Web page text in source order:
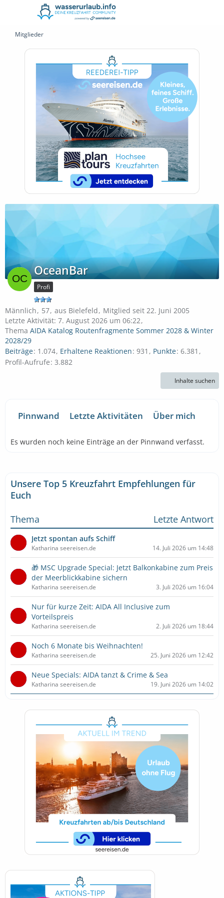
Mitglieder
OceanBar
Profi
Männlich 57 aus Bielefeld
Mitglied seit 22. Juni 2005
Letzte Aktivität: 7. August 2026 um 06:22
Thema AIDA Katalog Routenfragmente Sommer 2028 & Winter
2028/29
Beiträge 1.074 Erhaltene Reaktionen 931 Punkte 6.381
Profil-Aufrufe 3.882
Inhalte suchen
Pinnwand Letzte Aktivitäten Über mich
Es wurden noch keine Einträge an der Pinnwand verfasst.
Unsere Top 5 Kreuzfahrt Empfehlungen für
Euch
Thema
Letzte Antwort
Jetzt spontan aufs Schiff
Katharina seereisen.de 14. Juli 2026 um 14:48
🎁 MSC Upgrade Special: Jetzt Balkonkabine zum Preis
der Meerblickkabine sichern
Katharina seereisen.de 3. Juli 2026 um 16:04
Nur für kurze Zeit: AIDA All Inclusive zum
Vorteilspreis
Katharina seereisen.de 2. Juli 2026 um 18:44
Noch 6 Monate bis Weihnachten!
Katharina seereisen.de 25. Juni 2026 um 12:42
Neue Specials: AIDA tanzt & Crime & Sea
Katharina seereisen.de 19. Juni 2026 um 14:02